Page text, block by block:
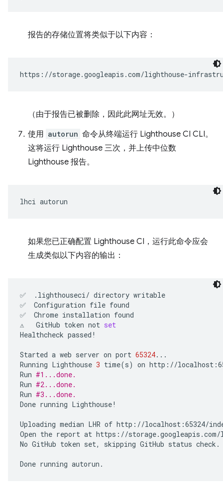
报告的存储位置将类似于以下内容：
（由于报告已被删除，因此此网址无效。）
使用 autorun 命令从终端运行 Lighthouse CI CLI。
这将运行 Lighthouse 三次，并上传中位数
Lighthouse 报告。
lhci
如果您已正确配置 Lighthouse CI，运行此命令应会
生成类似以下内容的输出：
✅ .lighthouseci/ directory writable
✅
Configuration file found
✅
Chrome installation found
⚠️
GitHub token not set
Healthcheck passed!
Started a web server on port 65324...
Running Lighthouse 3 time(s) on http://
Run #1...done.
Run #2...done.
Run #3...done.
Done running Lighthouse!
Uploading median LHR of http://localhost:65324/
Open the report at https://storage.googleapis.com/
No GitHub token set, skipping GitHub status check.
Done running